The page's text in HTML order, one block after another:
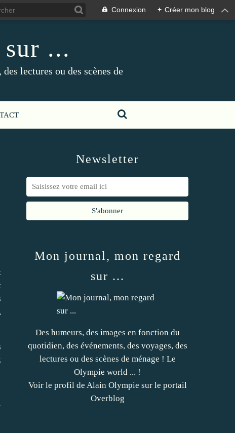
Connexion + Créer mon blog
...
lectures ou des scènes de
Newsletter
Mon journal, mon regard
sur ...
Des humeurs, des images en fonction du
quotidien, des événements, des voyages, des
lectures ou des scènes de ménage ! Le
Olympie world ... !
Voir le profil de Alain Olympie sur le portail
Overblog